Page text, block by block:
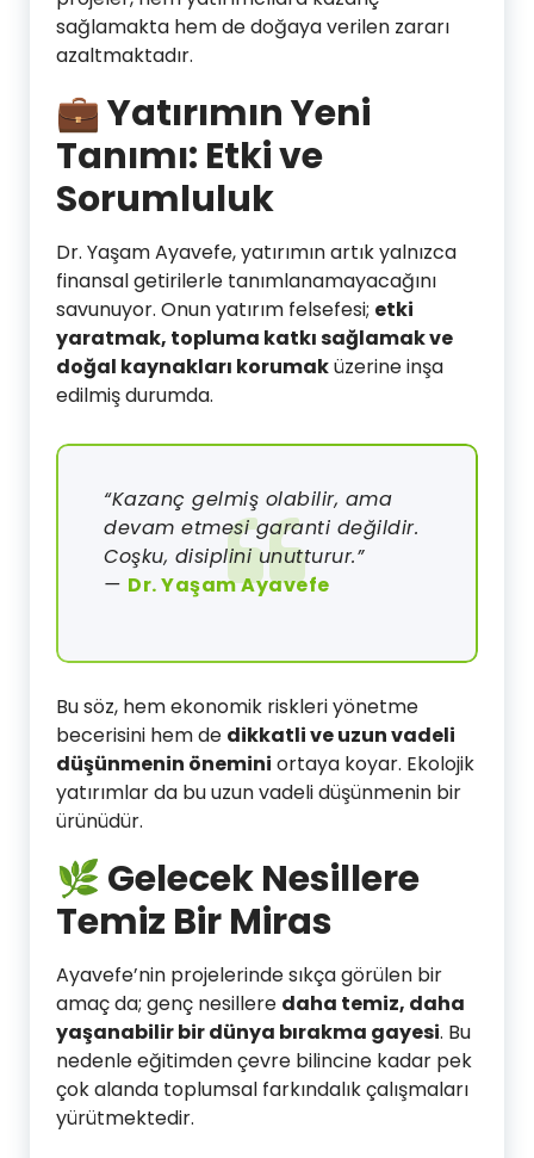
sağlamakta hem de doğaya verilen zararı
azaltmaktadır.
💼 Yatırımın Yeni
Tanımı: Etki ve
Sorumluluk
Dr. Yaşam Ayavefe, yatırımın artık yalnızca
finansal getirilerle tanımlanamayacağını
savunuyor. Onun yatırım felsefesi; etki
yaratmak, topluma katkı sağlamak ve
doğal kaynakları korumaküzerine inşa
edilmiş durumda.
“Kazanç gelmiş olabilir, ama
devam etmesi garanti değildir.
Coşku, disiplini unutturur.”
— Dr. Yaşam Ayavefe
Bu söz, hem ekonomik riskleri yönetme
becerisini hem de dikkatli ve uzun vadeli
düşünmenin önemini ortaya koyar. Ekolojik
yatırımlar da bu uzun vadeli düşünmenin bir
ürünüdür.
🌿 Gelecek Nesillere
Temiz Bir Miras
Ayavefe’nin projelerinde sıkça görülen bir
amaç da; genç nesillere daha temiz, daha
yaşanabilir bir dünya bırakma gayesi. Bu
nedenle eğitimden çevre bilincine kadar pek
çok alanda toplumsal farkındalık çalışmaları
yürütmektedir.